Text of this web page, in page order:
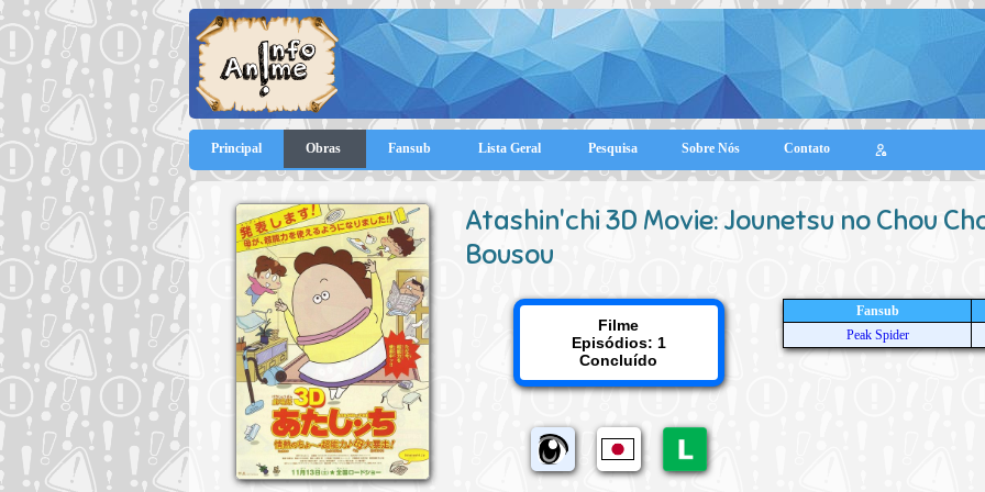
Principal Obras Fansub Lista Geral Pesquisa Sobre Nós Contato
Atashin'chi 3D Movie: Jounetsu no Chou
Bousou
Filme
Episódios: 1
Concluído
Fansub
Peak Spider